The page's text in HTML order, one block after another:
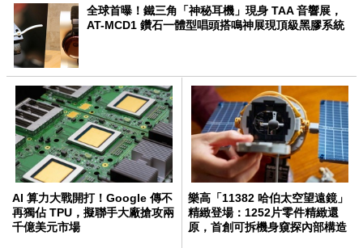
全球首曝！鐵三角「神秘耳機」現身 TAA 音響展，
AT-MCD1 鑽石一體型唱頭搭鳴神展現頂級黑膠系統
AI 算力大戰開打！Google 傳不
再獨佔 TPU，擬聯手大廠搶攻兩
千億美元市場
樂高「11382 哈伯太空望遠鏡」
精緻登場：1252片零件精緻還
原，首創可拆機身窺探內部構造